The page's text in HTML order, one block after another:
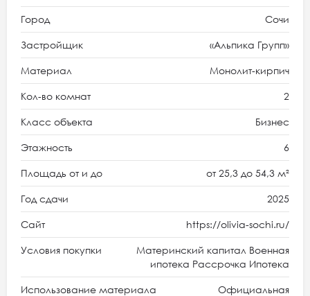
Город Сочи
Застройщик «Альпика Групп»
Материал Монолит-кирпич
Кол-во комнат 2
Класс объекта Бизнес
Этажность 6
Площадь от и до от 25,3 до 54,3 м²
Год сдачи 2025
Сайт https://olivia-sochi.ru/
Условия покупки
Материнский капитал Военная
ипотека Рассрочка Ипотека
Использование материала
Официальная